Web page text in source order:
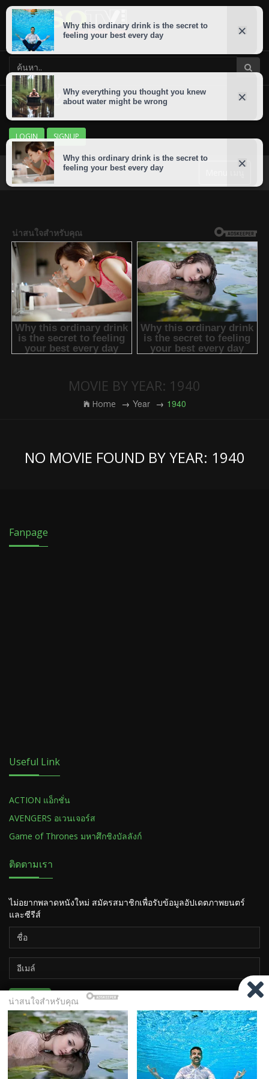
LOGIN SIGNUP
MOVIE BY YEAR: 1940
Home Year 1940
NO MOVIE FOUND BY YEAR: 1940
Fanpage
Useful Link
ACTION แอ็กชั่น
AVENGERS อเวนเจอร์ส
Game of Thrones มหาศึกชิงบัลลังก์
ติดตามเรา
ไม่อยากพลาดหนังใหม่ สมัครสมาชิกเพื่อรับข้อมูลอัปเดตภาพยนตร์
และซีรีส์
ติดตาม
Copyright ©2026HiSOTV.COM เว็บดูหนัง ซีรีส์ ออนไลน์ ฟรี